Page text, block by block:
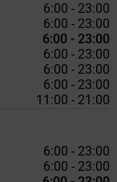
6:00 - 23:00
6:00 - 23:00
6:00 - 23:00
6:00 - 23:00
6:00 - 23:00
6:00 - 23:00
11:00 - 21:00
6:00 - 23:00
6:00 - 23:00